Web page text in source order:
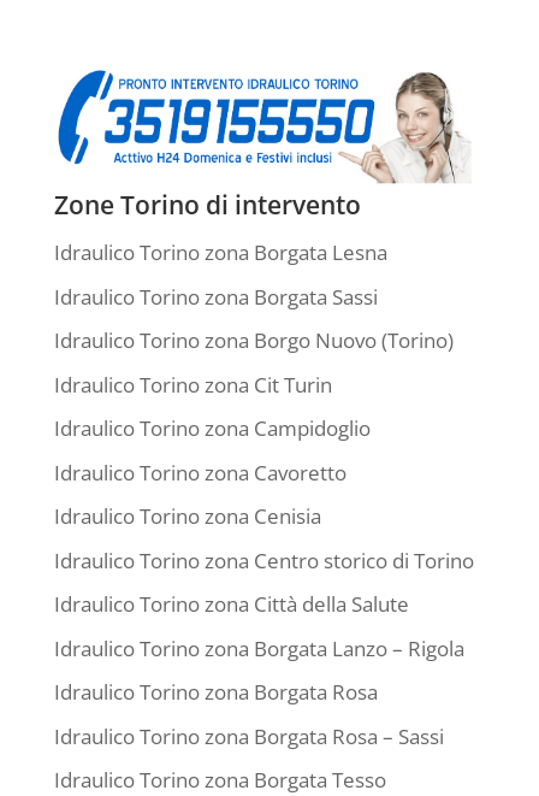
Zone Torino di intervento
Idraulico Torino zona Borgata Lesna
Idraulico Torino zona Borgata Sassi
Idraulico Torino zona Borgo Nuovo (Torino)
Idraulico Torino zona Cit Turin
Idraulico Torino zona Campidoglio
Idraulico Torino zona Cavoretto
Idraulico Torino zona Cenisia
Idraulico Torino zona Centro storico di Torino
Idraulico Torino zona Città della Salute
Idraulico Torino zona Borgata Lanzo – Rigola
Idraulico Torino zona Borgata Rosa
Idraulico Torino zona Borgata Rosa – Sassi
Idraulico Torino zona Borgata Tesso